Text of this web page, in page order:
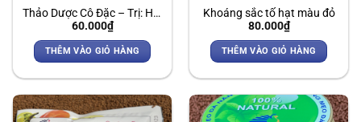
Thảo Dược Cô Đặc – Trị: Ho,
Khang, Sổ Mũi, Quẹt Cầu,
Đạp Mặt
60.000₫
THÊM VÀO GIỎ HÀNG
Khoáng sắc tố hạt màu đỏ
80.000₫
THÊM VÀO GIỎ HÀNG